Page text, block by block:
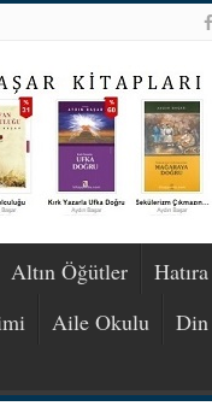
Altın Öğütler
Aile Okulu
Din